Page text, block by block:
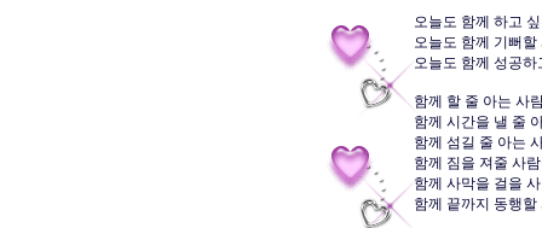
오늘도 함께 하고
오늘도 함께 기뻐
오늘도 함께 성공
함께 할 줄 아는 사
함께 시간을 낼 줄
함께 섬길 줄 아는
함께 짐을 져줄 사
함께 사막을 걸을
함께 끝까지 동행